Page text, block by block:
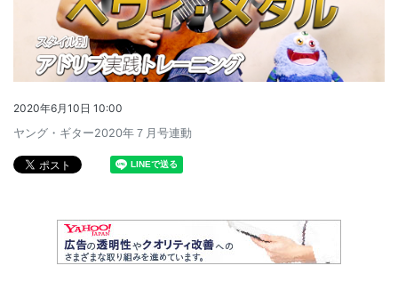
2020年6月10日 10:00
ヤング・ギター2020年７月号連動